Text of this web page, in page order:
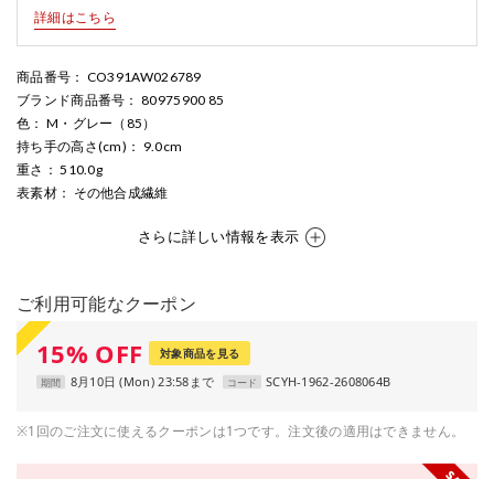
詳細はこちら
商品番号 ： CO391AW026789
ブランド商品番号 ： 80975900 85
色 ： M・グレー（85）
持ち手の高さ(cm) ： 9.0cm
重さ ： 510.0g
表素材： その他合成繊維
さらに詳しい情報を表示
ご利用可能なクーポン
15% OFF 対象商品を見る
期間 8月10日 (Mon) 23:58まで コード SCYH-1962-2608064B
※1回のご注文に使えるクーポンは1つです。注文後の適用はできません。